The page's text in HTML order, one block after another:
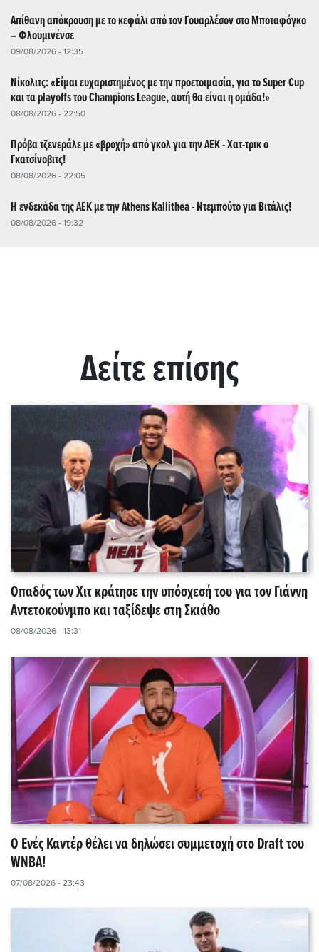
Απίθανη απόκρουση με το κεφάλι από τον Γουαρλέσον στο Μποταφόγκο
– Φλουμινένσε
09/08/2026 - 12:35
Νίκολιτς: «Είμαι ευχαριστημένος με την προετοιμασία, για το Super Cup
και τα playoffs του Champions League, αυτή θα είναι η ομάδα!»
08/08/2026 - 22:50
Πρόβα τζενεράλε με «βροχή» από γκολ για την ΑΕΚ - Χατ-τρικ ο
Γκατσίνοβιτς!
08/08/2026 - 22:05
Η ενδεκάδα της ΑΕΚ με την Athens Kallithea - Ντεμπούτο για Βιτάλις!
08/08/2026 - 19:32
Δείτε επίσης
Οπαδός των Χιτ κράτησε την υπόσχεσή του για τον Γιάννη
Αντετοκούνμπο και ταξίδεψε στη Σκιάθο
08/08/2026 - 13:31
Ο Ενές Καντέρ θέλει να δηλώσει συμμετοχή στο Draft του
WNBA!
07/08/2026 - 23:43